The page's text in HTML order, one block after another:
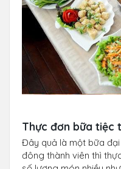
Thực đơn bữa tiệc
Đây quả là một bữa
đông thành viên thì